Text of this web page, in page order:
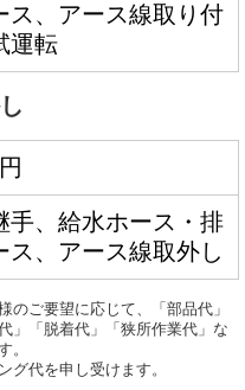
ス、アース線取り付
運転
手、給水ホース・排
ス、アース線取外し
ご要望に応じて、「部品代」
」「脱着代」「狭所作業代」な
。
代を申し受けます。